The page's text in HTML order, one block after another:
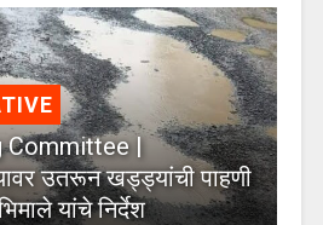
Committee |
उतरून खड्ड्यांची पाहणी
यांचे निर्देश